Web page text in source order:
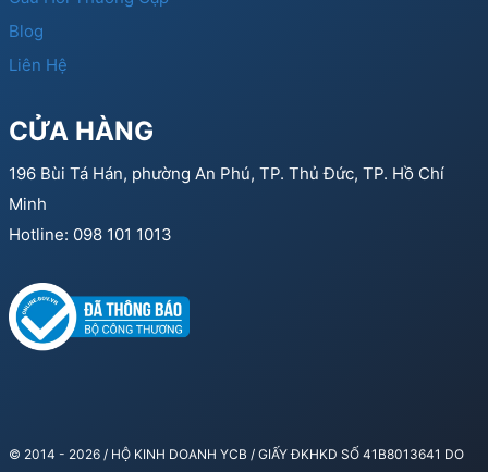
Blog
Liên Hệ
CỬA HÀNG
196 Bùi Tá Hán, phường An Phú, TP. Thủ Đức, TP. Hồ Chí
Minh
Hotline: 098 101 1013
© 2014 - 2026 / HỘ KINH DOANH YCB / GIẤY ĐKHKD SỐ 41B8013641 DO